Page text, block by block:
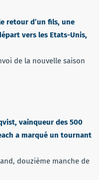
retour d’un fils, une
vers les Etats-Unis,
de la nouvelle saison
vainqueur des 500
a marqué un tournant
douzième manche de